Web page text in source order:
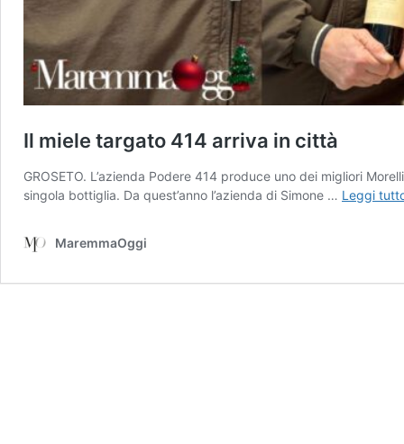
Il miele targato 414 arriva in città
GROSETO. L’azienda Podere 414 produce uno dei migliori
singola bottiglia. Da quest’anno l’azienda di Simone … Leggi
MaremmaOggi